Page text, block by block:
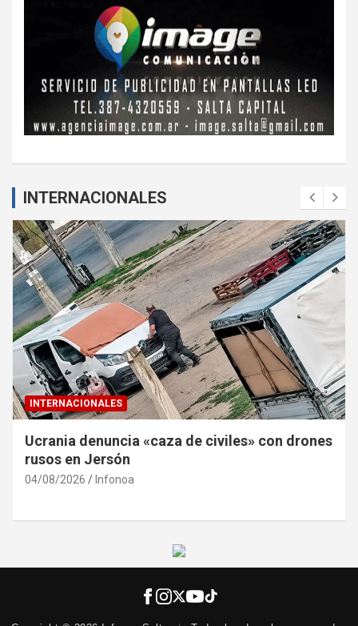
INTERNACIONALES
INTERNACIONALES
Ucrania denuncia «caza de civiles» con drones
rusos en Jersón
04/08/2026 Infonoa